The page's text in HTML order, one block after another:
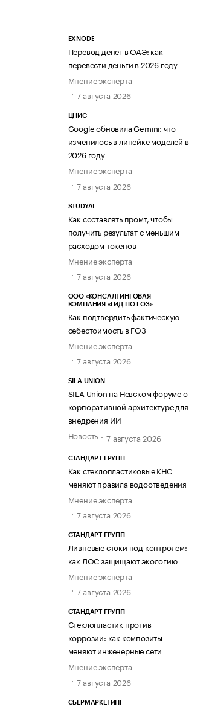
EXNODE
Перевод денег в ОАЭ: как
перевести деньги в 2026 году
Мнение эксперта
7 августа 2026
ЦНИС
Google обновила Gemini: что
изменилось в линейке моделей в
2026 году
Мнение эксперта
7 августа 2026
STUDYAI
Как составлять промт, чтобы
получить результат с меньшим
расходом токенов
Мнение эксперта
7 августа 2026
ООО «КОНСАЛТИНГОВАЯ
КОМПАНИЯ «ГИД ПО ГОЗ»
Как подтвердить фактическую
себестоимость в ГОЗ
Мнение эксперта
7 августа 2026
SILA UNION
SILA Union на Невском форуме о
корпоративной архитектуре для
внедрения ИИ
Новость
7 августа 2026
СТАНДАРТ ГРУПП
Как стеклопластиковые КНС
меняют правила водоотведения
Мнение эксперта
7 августа 2026
СТАНДАРТ ГРУПП
Ливневые стоки под контролем:
как ЛОС защищают экологию
Мнение эксперта
7 августа 2026
СТАНДАРТ ГРУПП
Стеклопластик против
коррозии: как композиты
меняют инженерные сети
Мнение эксперта
7 августа 2026
СБЕРМАРКЕТИНГ